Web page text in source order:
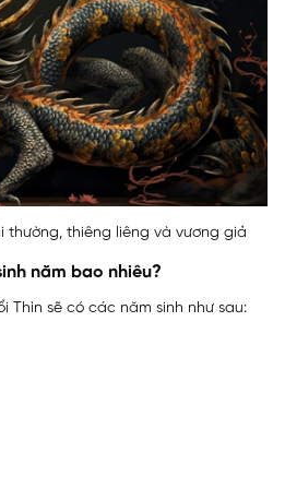
thường, thiêng liêng và vương giả
năm bao nhiêu?
Thìn sẽ có các năm sinh như sau: